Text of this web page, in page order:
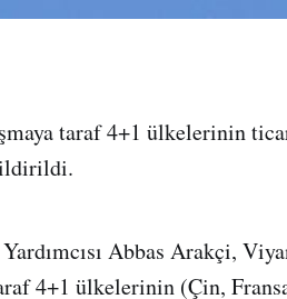
taraf 4+1 ülkelerinin
Abbas Arakçi,
4+1 ülkelerinin (Çin,